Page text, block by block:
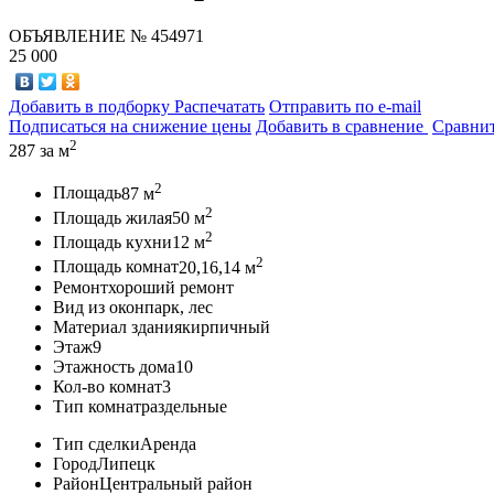
ОБЪЯВЛЕНИЕ № 454971
25 000
Добавить в подборку Распечатать Отправить по e-mail
Подписаться на снижение цены Добавить в сравнение
287 за м2
Площадь87 м2
Площадь жилая50 м2
Площадь кухни12 м2
Площадь комнат20,16,14 м2
Ремонтхороший ремонт
Вид из оконпарк, лес
Материал зданиякирпичный
Этаж9
Этажность дома10
Кол-во комнат3
Тип комнатраздельные
Тип сделкиАренда
ГородЛипецк
РайонЦентральный район